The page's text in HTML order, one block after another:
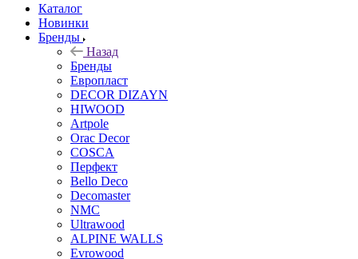
Каталог
Новинки
Бренды
Назад
Бренды
Европласт
DECOR DIZAYN
HIWOOD
Artpole
Orac Decor
COSCA
Перфект
Bello Deco
Decomaster
NMС
Ultrawood
ALPINE WALLS
Evrowood